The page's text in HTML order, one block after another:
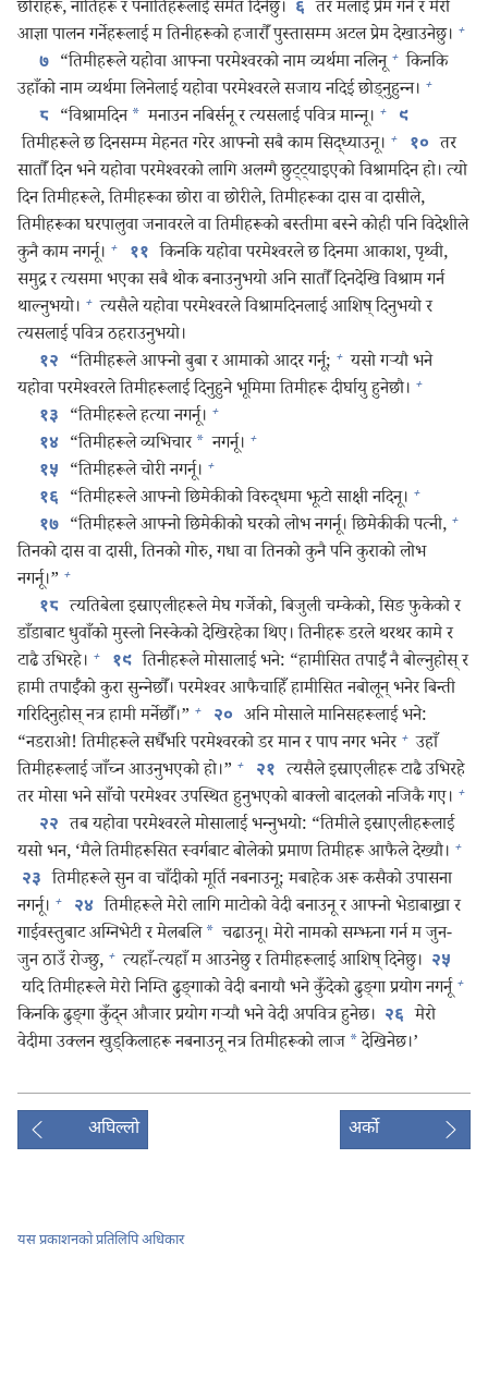
छोराहरू, नातिहरू र पनातिहरूलाई समेत दिनेछु। ६ तर मलाई प्रेम गर्ने र मेरो
आज्ञा पालन गर्नेहरूलाई म तिनीहरूको हजारौँ पुस्तासम्म अटल प्रेम देखाउनेछु। +
७ “तिमीहरूले यहोवा आफ्ना परमेश्‍वरको नाम व्यर्थमा नलिनू + किनकि
उहाँको नाम व्यर्थमा लिनेलाई यहोवा परमेश्‍वरले सजाय नदिई छोड्‌नुहुन्‍न। +
८ “विश्रामदिन * मनाउन नबिर्सनू र त्यसलाई पवित्र मान्‍नू। + ९
तिमीहरूले छ दिनसम्म मेहनत गरेर आफ्नो सबै काम सिद्‌ध्याउनू। + १० तर
सातौँ दिन भने यहोवा परमेश्‍वरको लागि अलग्गै छुट्ट्याइएको विश्रामदिन हो। त्यो
दिन तिमीहरूले, तिमीहरूका छोरा वा छोरीले, तिमीहरूका दास वा दासीले,
तिमीहरूका घरपालुवा जनावरले वा तिमीहरूको बस्तीमा बस्ने कोही पनि विदेशीले
कुनै काम नगर्नू। + ११ किनकि यहोवा परमेश्‍वरले छ दिनमा आकाश, पृथ्वी,
समुद्र र त्यसमा भएका सबै थोक बनाउनुभयो अनि सातौँ दिनदेखि विश्राम गर्न
थाल्नुभयो। + त्यसैले यहोवा परमेश्‍वरले विश्रामदिनलाई आशिष्‌ दिनुभयो र
त्यसलाई पवित्र ठहराउनुभयो।
१२ “तिमीहरूले आफ्नो बुबा र आमाको आदर गर्नू; + यसो गऱ्‍यौ भने
यहोवा परमेश्‍वरले तिमीहरूलाई दिनुहुने भूमिमा तिमीहरू दीर्घायु हुनेछौ। +
१३ “तिमीहरूले हत्या नगर्नू। +
१४ “तिमीहरूले व्यभिचार * नगर्नू। +
१५ “तिमीहरूले चोरी नगर्नू। +
१६ “तिमीहरूले आफ्नो छिमेकीको विरुद्धमा झूटो साक्षी नदिनू। +
१७ “तिमीहरूले आफ्नो छिमेकीको घरको लोभ नगर्नू। छिमेकीकी पत्नी, +
तिनको दास वा दासी, तिनको गोरु, गधा वा तिनको कुनै पनि कुराको लोभ
नगर्नू।” +
१८ त्यतिबेला इस्राएलीहरूले मेघ गर्जेको, बिजुली चम्केको, सिङ फुकेको र
डाँडाबाट धुवाँको मुस्लो निस्केको देखिरहेका थिए। तिनीहरू डरले थरथर कामे र
टाढै उभिरहे। + १९ तिनीहरूले मोसालाई भने: “हामीसित तपाईँ नै बोल्नुहोस्‌ र
हामी तपाईँको कुरा सुन्‍नेछौँ। परमेश्‍वर आफैचाहिँ हामीसित नबोलून्‌ भनेर बिन्ती
गरिदिनुहोस्‌ नत्र हामी मर्नेछौँ।” + २० अनि मोसाले मानिसहरूलाई भने:
“नडराओ! तिमीहरूले सधैँभरि परमेश्‍वरको डर मान र पाप नगर भनेर + उहाँ
तिमीहरूलाई जाँच्न आउनुभएको हो।” + २१ त्यसैले इस्राएलीहरू टाढै उभिरहे
तर मोसा भने साँचो परमेश्‍वर उपस्थित हुनुभएको बाक्लो बादलको नजिकै गए। +
२२ तब यहोवा परमेश्‍वरले मोसालाई भन्‍नुभयो: “तिमीले इस्राएलीहरूलाई
यसो भन, ‘मैले तिमीहरूसित स्वर्गबाट बोलेको प्रमाण तिमीहरू आफैले देख्यौ। +
२३ तिमीहरूले सुन वा चाँदीको मूर्ति नबनाउनू; मबाहेक अरू कसैको उपासना
नगर्नू। + २४ तिमीहरूले मेरो लागि माटोको वेदी बनाउनू र आफ्नो भेडाबाख्रा र
गाईवस्तुबाट अग्निभेटी र मेलबलि * चढाउनू। मेरो नामको सम्झना गर्न म जुन-
जुन ठाउँ रोज्छु, + त्यहाँ-त्यहाँ म आउनेछु र तिमीहरूलाई आशिष्‌ दिनेछु। २५
यदि तिमीहरूले मेरो निम्ति ढुङ्‌गाको वेदी बनायौ भने कुँदेको ढुङ्‌गा प्रयोग नगर्नू +
किनकि ढुङ्‌गा कुँद्‌न औजार प्रयोग गऱ्‍यौ भने वेदी अपवित्र हुनेछ। २६ मेरो
वेदीमा उक्लन खुड्‌किलाहरू नबनाउनू नत्र तिमीहरूको लाज *देखिनेछ।’
अघिल्लो अर्को
यस प्रकाशनको प्रतिलिपि अधिकार